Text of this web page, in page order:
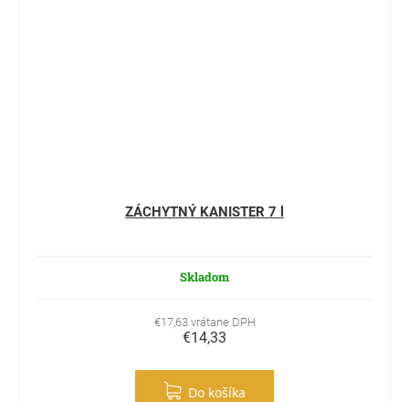
ZÁCHYTNÝ KANISTER 7 l
Skladom
€17,63 vrátane DPH
€14,33
Do košíka